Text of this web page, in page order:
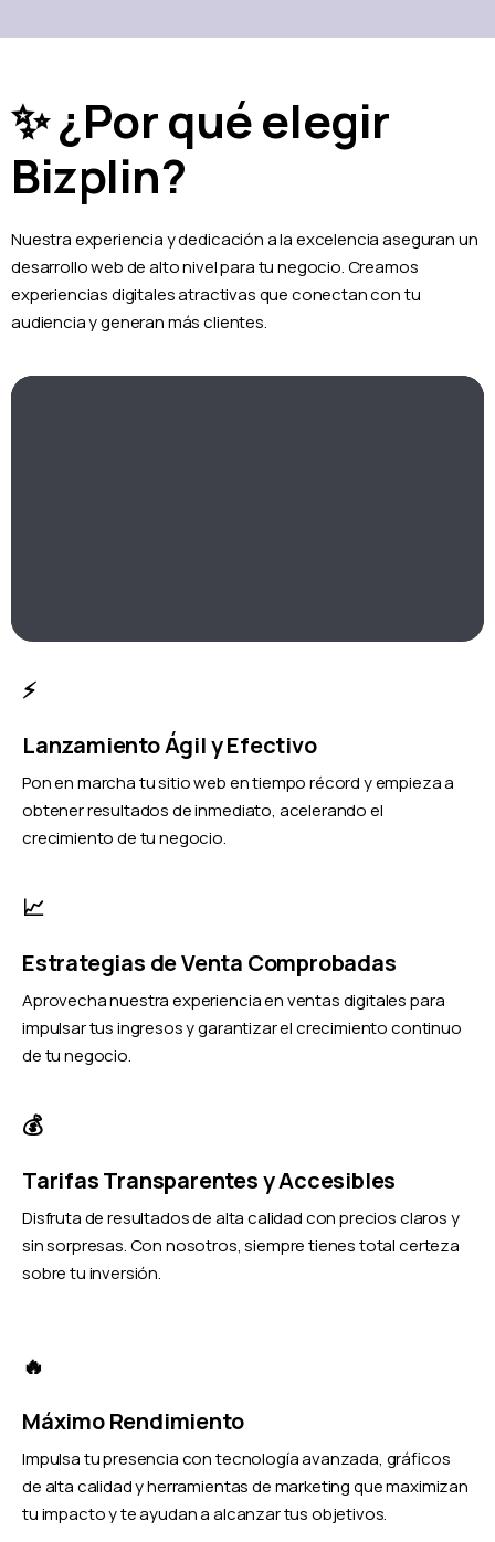
✨ ¿Por qué elegir
Bizplin?
Nuestra experiencia y dedicación a la excelencia aseguran un
desarrollo web de alto nivel para tu negocio. Creamos
experiencias digitales atractivas que conectan con tu
audiencia y generan más clientes.
⚡
Lanzamiento Ágil y Efectivo
Pon en marcha tu sitio web en tiempo récord y empieza a
obtener resultados de inmediato, acelerando el
crecimiento de tu negocio.
📈
Estrategias de Venta Comprobadas
Aprovecha nuestra experiencia en ventas digitales para
impulsar tus ingresos y garantizar el crecimiento continuo
de tu negocio.
💰
Tarifas Transparentes y Accesibles
Disfruta de resultados de alta calidad con precios claros y
sin sorpresas. Con nosotros, siempre tienes total certeza
sobre tu inversión.
🔥
Máximo Rendimiento
Impulsa tu presencia con tecnología avanzada, gráficos
de alta calidad y herramientas de marketing que maximizan
tu impacto y te ayudan a alcanzar tus objetivos.